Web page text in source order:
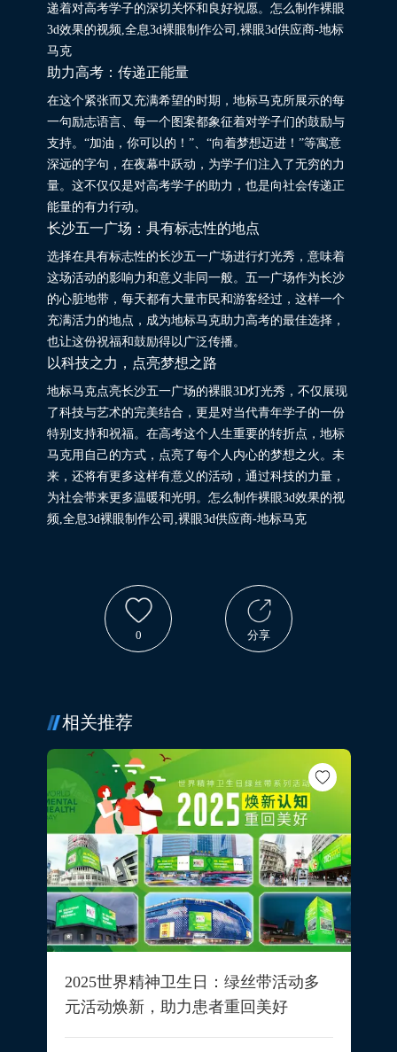
递着对高考学子的深切关怀和良好祝愿。怎么制作裸眼
3d效果的视频,全息3d裸眼制作公司,裸眼3d供应商-地标
马克
助力高考：传递正能量
在这个紧张而又充满希望的时期，地标马克所展示的每
一句励志语言、每一个图案都象征着对学子们的鼓励与
支持。“加油，你可以的！”、“向着梦想迈进！”等寓意
深远的字句，在夜幕中跃动，为学子们注入了无穷的力
量。这不仅仅是对高考学子的助力，也是向社会传递正
能量的有力行动。
长沙五一广场：具有标志性的地点
选择在具有标志性的长沙五一广场进行灯光秀，意味着
这场活动的影响力和意义非同一般。五一广场作为长沙
的心脏地带，每天都有大量市民和游客经过，这样一个
充满活力的地点，成为地标马克助力高考的最佳选择，
也让这份祝福和鼓励得以广泛传播。
以科技之力，点亮梦想之路
地标马克点亮长沙五一广场的裸眼3D灯光秀，不仅展现
了科技与艺术的完美结合，更是对当代青年学子的一份
特别支持和祝福。在高考这个人生重要的转折点，地标
马克用自己的方式，点亮了每个人内心的梦想之火。未
来，还将有更多这样有意义的活动，通过科技的力量，
为社会带来更多温暖和光明。怎么制作裸眼3d效果的视
频,全息3d裸眼制作公司,裸眼3d供应商-地标马克
0 分享
相关推荐
2025世界精神卫生日：绿丝带活动多
元活动焕新，助力患者重回美好